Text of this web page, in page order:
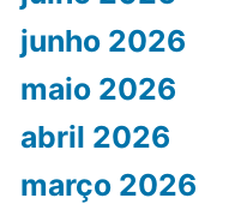
junho 2026
maio 2026
abril 2026
março 2026